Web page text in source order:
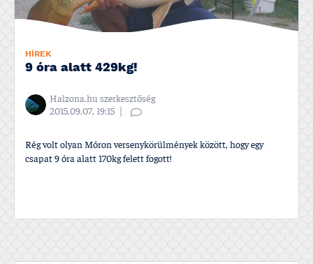
HÍREK
9 óra alatt 429kg!
Halzona.hu szerkesztőség
2015.09.07, 19:15
Rég volt olyan Móron versenykörülmények között, hogy egy
csapat 9 óra alatt 170kg felett fogott!